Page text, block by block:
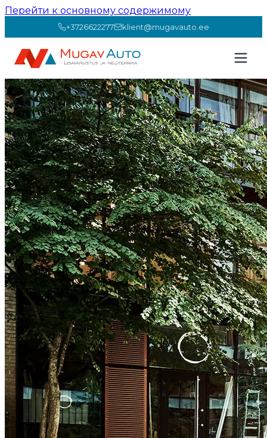
Перейти к основному содержимому
+3726622277 klient@mugavauto.ee